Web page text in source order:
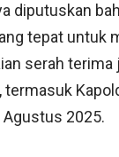
diputuskan
tepat untuk
serah
termasuk
Agustus 2025.